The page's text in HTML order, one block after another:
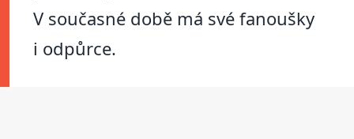
V současné době má své fanoušky
i odpůrce.